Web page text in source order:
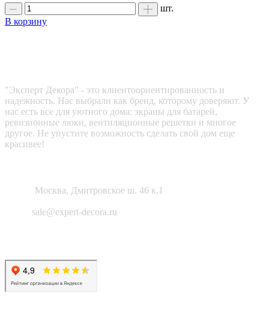
шт.
В корзину
"Эксперт Декора" - это клиентоориентированность и
надежность. Нас выбрали как бренд, которому доверяют. У
нас есть все для уютного дома: экраны для батарей,
ревизионные люки, вентиляционные решетки и многое
другое. Не упустите возможность сделать свой дом еще
красивее!
Москва, Дмитровское ш. 46 к.1
sale@expert-decora.ru